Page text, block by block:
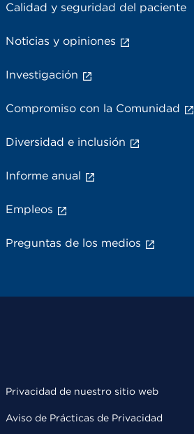
Calidad y seguridad del paciente
Noticias y opiniones
Investigación
Compromiso con la Comunidad
Diversidad e inclusión
Informe anual
Empleos
Preguntas de los medios
Privacidad de nuestro sitio web
Aviso de Prácticas de Privacidad